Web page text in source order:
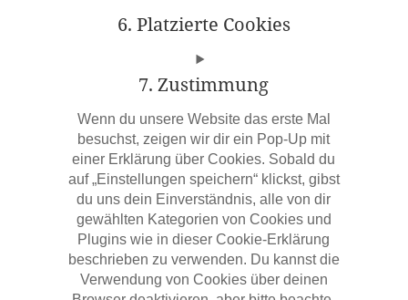
6. Plat­zier­te Cookies
7. Zustim­mung
Wenn du unse­re Web­site das ers­te Mal
besuchst, zei­gen wir dir ein Pop-Up mit
einer Erklä­rung über Coo­kies. Sobald du
auf „Ein­stel­lun­gen spei­chern“ klickst, gibst
du uns dein Ein­ver­ständ­nis, alle von dir
gewähl­ten Kate­go­rien von Coo­kies und
Plug­ins wie in die­ser Coo­kie-Erklä­rung
beschrie­ben zu ver­wen­den. Du kannst die
Ver­wen­dung von Coo­kies über dei­nen